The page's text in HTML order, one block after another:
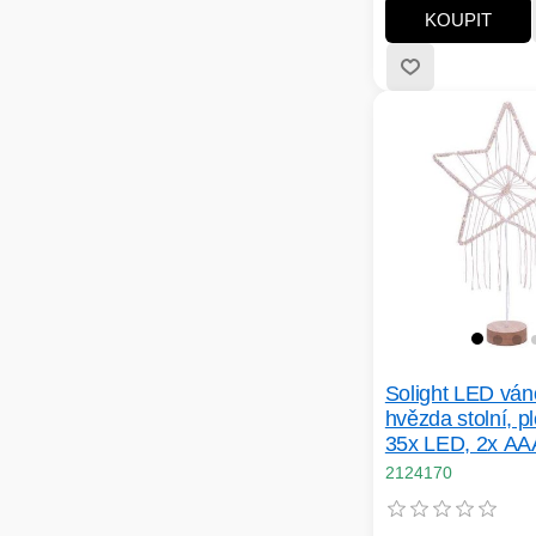
KOUPIT
Solight LED
hvězda stolní,
35x LED, 2x
2124170